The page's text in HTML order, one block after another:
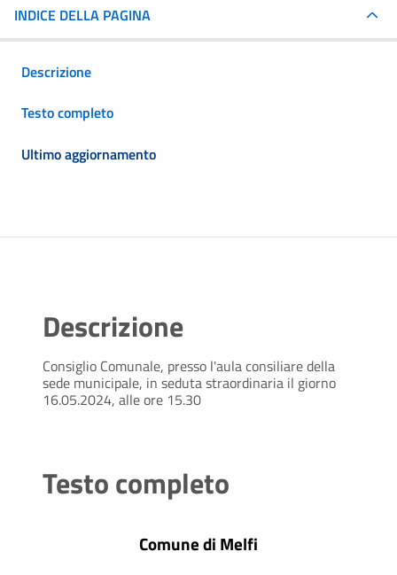
INDICE DELLA PAGINA
Descrizione
Testo completo
Ultimo aggiornamento
Descrizione
Consiglio Comunale, presso l'aula consiliare della
sede municipale, in seduta straordinaria il giorno
16.05.2024, alle ore 15.30
Testo completo
Comune di Melfi